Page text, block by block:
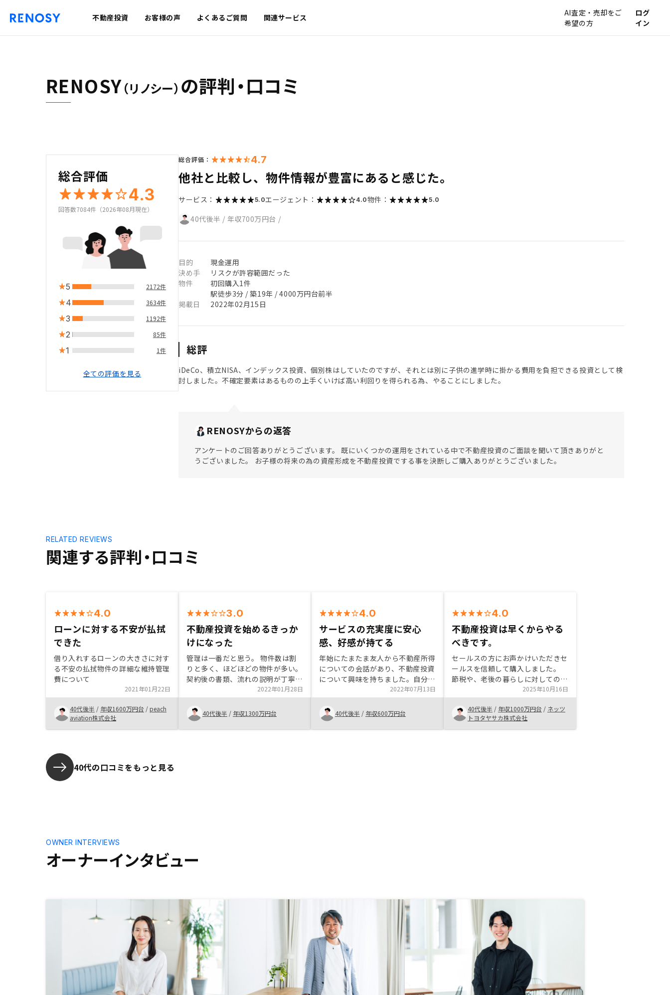
不動産投資 お客様の声 よくあるご質問 関連サービス
AI査定・売却をご
希望の方
ログ
イン
RENOSY（リノシー） の評判・口コミ
総合評価
4.3
回答数7084件（2026年08月現在）
5 2172件
4 3634件
3 1192件
2 85件
1 1件
全ての評価を見る
総合評価： 4.7
他社と比較し、物件情報が豊富にあると感じた。
サービス： 5.0エージェント： 4.0物件： 5.0
40代後半 / 年収700万円台 /
目的
現金運用
決め手
リスクが許容範囲だった
物件
初回購入1件
駅徒歩3分 / 築19年 / 4000万円台前半
掲載日
2022年02月15日
総評
iDeCo、積立NISA、インデックス投資、個別株はしていたのですが、それとは別に子供の進学時に掛かる費用を負担できる投資として検
討しました。不確定要素はあるものの上手くいけば高い利回りを得られる為、やることにしました。
RENOSYからの返答
アンケートのご回答ありがとうございます。 既にいくつかの運用をされている中で不動産投資のご面談を聞いて頂きありがと
うございました。 お子様の将来の為の資産形成を不動産投資でする事を決断しご購入ありがとうございました。
関連する評判・口コミ
RELATED REVIEWS
4.0
ローンに対する不安が払拭
できた
借り入れするローンの大きさに対す
る不安の払拭物件の詳細な維持管理
費について
2021年01月22日
40代後半 / 年収1600万円台 /peach
aviation株式会社
3.0
不動産投資を始めるきっか
けになった
管理は一番だと思う。 物件数は割
りと多く、ほどほどの物件が多い。
契約後の書類、流れの説明が丁寧
で、わかりやすい。 営業のかたは
かなり無理をいったが、すべて紳士
に対応してくれた。 不動産投資の
ノウハウ、デメリットを細かくせつ
めいしてくれた。あまりプッシュし
2022年01月28日
40代後半 / 年収1300万円台
4.0
サービスの充実度に安心
感、好感が持てる
年始にたまたま友人から不動産所得
についての会話があり、不動産投資
について興味を持ちました。自分自
身の信用を活かすことで、将来に備
えられるということをご担当にご教
授頂き、また良い物件をご紹介頂け
たことがスタートのキッカケとなり
ました。
2022年07月13日
40代後半 / 年収600万円台
4.0
不動産投資は早くからやる
べきです。
セールスの方にお声かけいただきセ
ールスを信頼して購入しました。
節税や、老後の暮らしに対しての投
資をわかりやすく説明してもらいま
した。 興味が少しあった時でした
ので、タイミングよく出来たのかな
ぁ？と思います。 不動産投資をす
るなら、若くしてやった方が良いと
2025年10月16日
40代後半 / 年収1000万円台 / ネッツ
トヨタヤサカ株式会社
40代の口コミをもっと見る
オーナーインタビュー
OWNER INTERVIEWS